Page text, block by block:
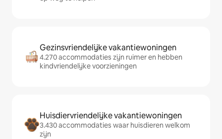
Gezinsvriendelijke vakantiewoningen
4.270 accommodaties zijn ruimer en hebben
kindvriendelijke voorzieningen
Huisdiervriendelijke vakantiewoningen
3.430 accommodaties waar huisdieren welkom
zijn